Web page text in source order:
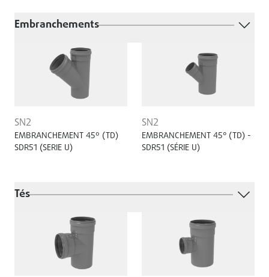
Embranchements
SN2
EMBRANCHEMENT 45º (TD)
SDR51 (SERIE U)
SN2
EMBRANCHEMENT 45° (TD) -
SDR51 (SÉRIE U)
Tés